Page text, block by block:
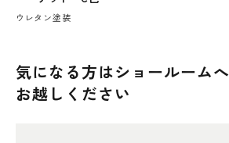
ウレタン塗装
気になる方はショールームへ
お越しください